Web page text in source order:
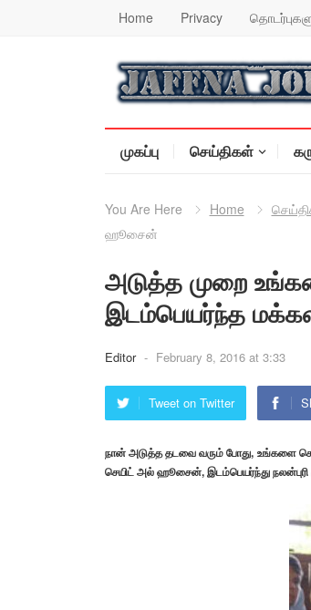
Home Privacy
முகப்பு செய்திகள்
You Are Here Home
ஹூசைன்
அடுத்த முறை
இடம்பெயர்ந்த
Editor - February 8, 2016 at 3:33
Tweet on Twitter
நான் அடுத்த தடவை வரும் போது, உங்களை
செயிட் அல் ஹூசைன், இடம்பெயர்ந்து நலன்புரி